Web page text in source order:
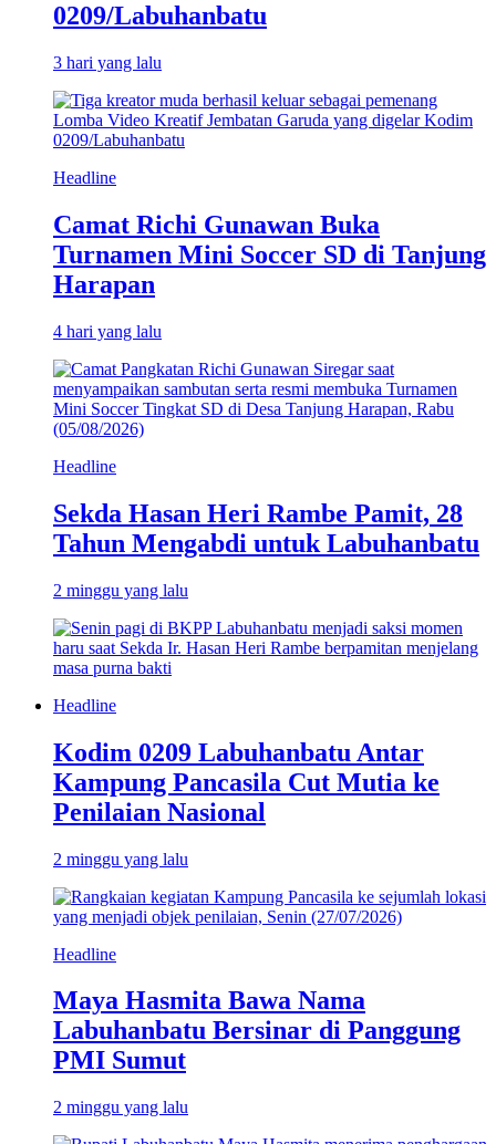
0209/Labuhanbatu
3 hari yang lalu
Headline
Camat Richi Gunawan Buka
Turnamen Mini Soccer SD di Tanjung
Harapan
4 hari yang lalu
Headline
Sekda Hasan Heri Rambe Pamit, 28
Tahun Mengabdi untuk Labuhanbatu
2 minggu yang lalu
Headline
Kodim 0209 Labuhanbatu Antar
Kampung Pancasila Cut Mutia ke
Penilaian Nasional
2 minggu yang lalu
Headline
Maya Hasmita Bawa Nama
Labuhanbatu Bersinar di Panggung
PMI Sumut
2 minggu yang lalu